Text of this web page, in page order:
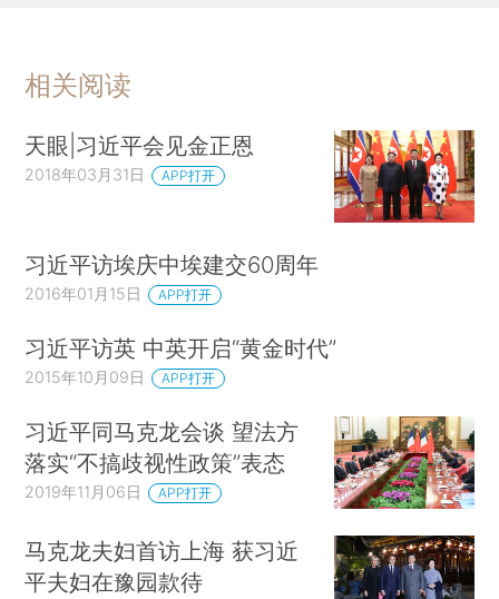
相关阅读
天眼|习近平会见金正恩
2018年03月31日 APP打开
习近平访埃庆中埃建交60周年
2016年01月15日 APP打开
习近平访英 中英开启“黄金时代”
2015年10月09日 APP打开
习近平同马克龙会谈 望法方
落实“不搞歧视性政策”表态
2019年11月06日 APP打开
马克龙夫妇首访上海 获习近
平夫妇在豫园款待